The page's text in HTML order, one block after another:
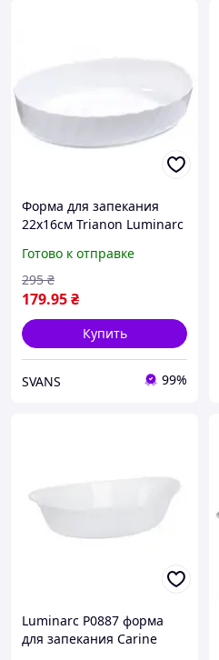
Форма для запекания
22х16см Trianon Luminarc
Готово к отправке
179.95₴
295 ₴
Купить
SVANS 99%
Luminarc P0887 форма
для запекания Carine